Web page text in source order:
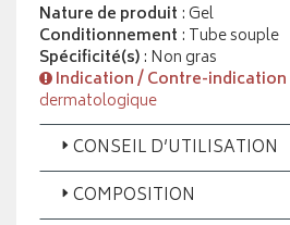
Nature de produit : Gel
Conditionnement : Tube souple
Spécificité(s): Non gras
Indication / Contre-indication
dermatologique
CONSEIL D’UTILISATION
COMPOSITION